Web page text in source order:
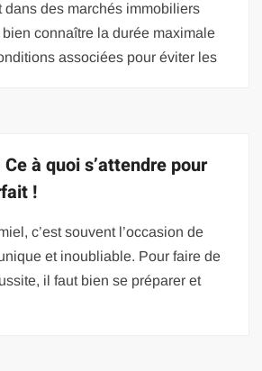
dans des marchés immobiliers
connaître la durée maximale
associées pour éviter les
à quoi s’attendre pour
!
c’est souvent l’occasion de
et inoubliable. Pour faire de
il faut bien se préparer et